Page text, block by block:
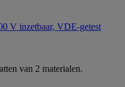
V inzetbaar, VDE-getest
van 2 materialen.